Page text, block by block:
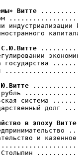
Витте
индустриализации
С.Ю.Витте
государства
система
долг
в эпоху Витте
и казенное